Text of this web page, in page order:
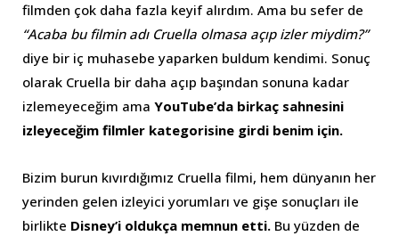
filmden çok daha fazla keyif alırdım. Ama bu sefer de
“Acaba bu filmin adı Cruella olmasa açıp izler miydim?”
diye bir iç muhasebe yaparken buldum kendimi. Sonuç
olarak Cruella bir daha açıp başından sonuna kadar
izlemeyeceğim ama YouTube’da birkaç sahnesini
izleyeceğim filmler kategorisine girdi benim için.
Bizim burun kıvırdığımız Cruella filmi, hem dünyanın her
yerinden gelen izleyici yorumları ve gişe sonuçları ile
birlikte Disney’i oldukça memnun etti. Bu yüzden de